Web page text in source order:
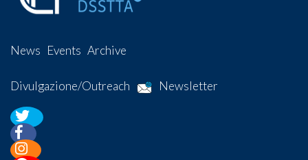
News Events Archive
Divulgazione/Outreach Newsletter